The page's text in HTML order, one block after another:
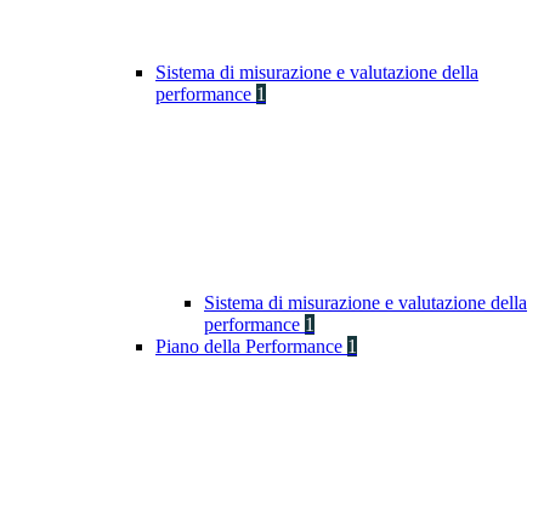
Sistema di misurazione e valutazione della
performance 1
Sistema di misurazione e valutazione della
performance 1
Piano della Performance 1